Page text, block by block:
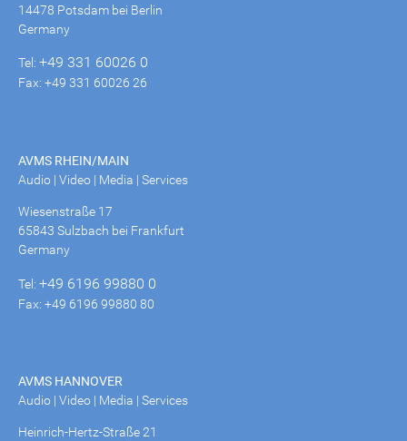
14478 Potsdam bei Berlin
Germany
Tel: +49 331 60026 0
Fax: +49 331 60026 26
AVMS RHEIN/MAIN
Audio | Video | Media | Services
Wiesenstraße 17
65843 Sulzbach bei Frankfurt
Germany
Tel: +49 6196 99880 0
Fax: +49 6196 99880 80
AVMS HANNOVER
Audio | Video | Media | Services
Heinrich-Hertz-Straße 21